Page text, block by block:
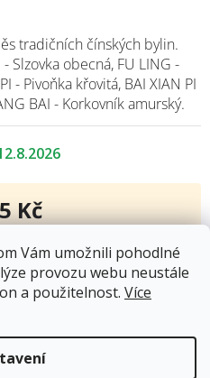
Vám umožnili pohodlné
provozu webu neustále
a použitelnost. Více
tradičních čínských bylin.
Slzovka obecná, FU LING -
- Pivoňka křovitá, BAI XIAN PI
BAI - Korkovník amurský.
Kč
Přidat do košíku